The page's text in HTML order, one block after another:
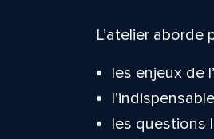
L’atelier
les enjeux de
les questions